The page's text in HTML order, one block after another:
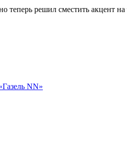
теперь решил сместить акцент
NN»